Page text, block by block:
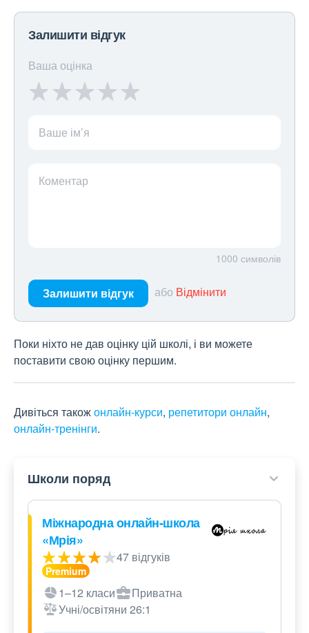
Залишити відгук
Ваша оцінка
Ваше ім’я
Коментар
1000 символів
Залишити відгук або Відмінити
Поки ніхто не дав оцінку цій школі, і ви можете
поставити свою оцінку першим.
Дивіться такожонлайн-курси, репетитори онлайн,
онлайн-тренінги.
Школи поряд
Міжнародна онлайн-школа
«Мрія»
47 відгуків
1–12 класи
Приватна
Учні/освітяни 26:1